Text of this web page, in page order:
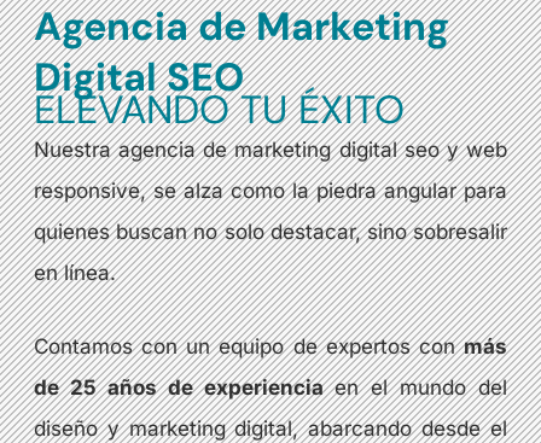
Agencia de Marketing
Digital SEO
ELEVANDO TU ÉXITO
Nuestra agencia de marketing digital seo y web
responsive, se alza como la piedra angular para
quienes buscan no solo destacar, sino sobresalir
en línea.
Contamos con un equipo de expertos conmás
de 25 años de experienciaen el mundo del
diseño y marketing digital, abarcando desde el